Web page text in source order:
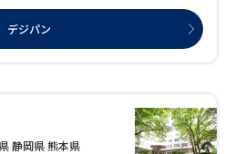
デジパン
静岡県 熊本県